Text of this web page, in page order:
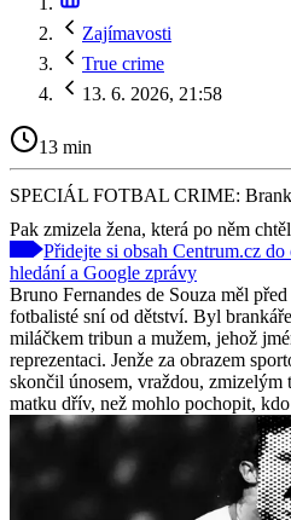
Zajímavosti
True crime
13. 6. 2026, 21:58
13 min
SPECIÁL FOTBAL CRIME:
Pak zmizela žena, která po něm
Přidejte si obsah Centrum.cz
hledání a Google zprávy
Bruno Fernandes de Souza měl
fotbalisté sní od dětství. Byl
miláčkem tribun a mužem, jehož
reprezentaci. Jenže za obrazem
skončil únosem, vraždou, zmizelým
matku dřív, než mohlo pochopit,